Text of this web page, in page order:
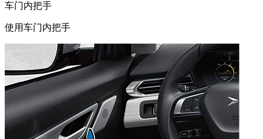
车门内把手
使用车门内把手